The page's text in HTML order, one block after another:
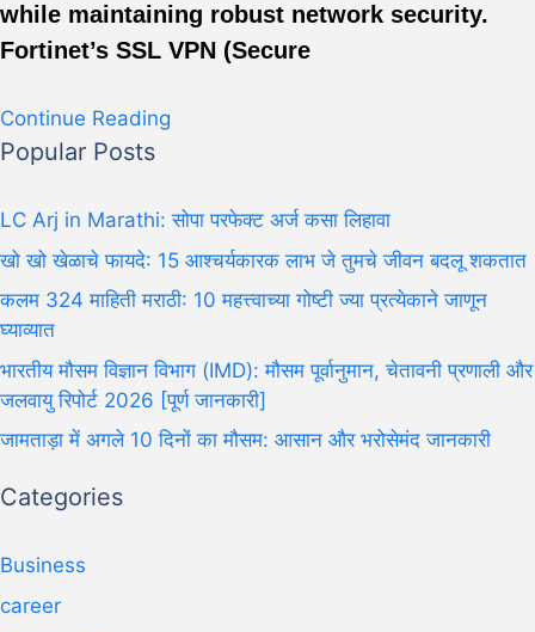
while maintaining robust network security.
Fortinet’s SSL VPN (Secure
Continue Reading
Popular Posts
LC Arj in Marathi: सोपा परफेक्ट अर्ज कसा लिहावा
खो खो खेळाचे फायदे: 15 आश्चर्यकारक लाभ जे तुमचे जीवन बदलू शकतात
कलम 324 माहिती मराठी: 10 महत्त्वाच्या गोष्टी ज्या प्रत्येकाने जाणून
घ्याव्यात
भारतीय मौसम विज्ञान विभाग (IMD): मौसम पूर्वानुमान, चेतावनी प्रणाली और
जलवायु रिपोर्ट 2026 [पूर्ण जानकारी]
जामताड़ा में अगले 10 दिनों का मौसम: आसान और भरोसेमंद जानकारी
Categories
Business
career